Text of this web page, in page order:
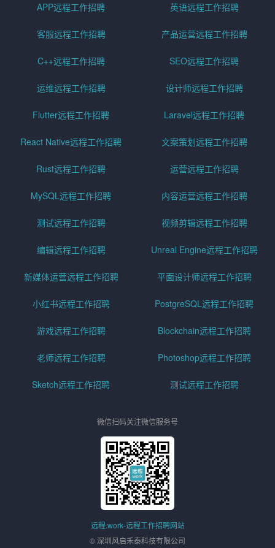
APP远程工作招聘 英语远程工作招聘
客服远程工作招聘 产品运营远程工作招聘
C++远程工作招聘 SEO远程工作招聘
运维远程工作招聘 设计师远程工作招聘
Flutter远程工作招聘 Laravel远程工作招聘
React Native远程工作招聘 文案策划远程工作招聘
Rust远程工作招聘 运营远程工作招聘
MySQL远程工作招聘 内容运营远程工作招聘
测试远程工作招聘 视频剪辑远程工作招聘
编辑远程工作招聘 Unreal Engine远程工作招聘
新媒体运营远程工作招聘 平面设计师远程工作招聘
小红书远程工作招聘 PostgreSQL远程工作招聘
游戏远程工作招聘 Blockchain远程工作招聘
老师远程工作招聘 Photoshop远程工作招聘
Sketch远程工作招聘 测试远程工作招聘
微信扫码关注微信服务号
远程.work-远程工作招聘网站
© 深圳风启禾泰科技有限公司